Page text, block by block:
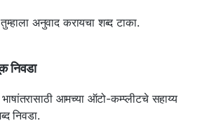
अनुवाद करायचा शब्द टाका.
निवडा
आमच्या ऑटो-कम्प्लीटचे सहाय्य
निवडा.